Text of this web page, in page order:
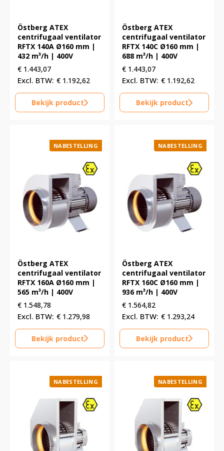
Östberg ATEX
centrifugaal ventilator
RFTX 140A Ø160 mm |
432 m³/h | 400V
€ 1.443,07
€ 1.192,62
Bekijk product
Östberg ATEX
centrifugaal ventilator
RFTX 140C Ø160 mm |
688 m³/h | 400V
€ 1.443,07
€ 1.192,62
Bekijk product
NABESTELLING
Östberg ATEX
centrifugaal ventilator
RFTX 160A Ø160 mm |
565 m³/h | 400V
€ 1.548,78
€ 1.279,98
Bekijk product
NABESTELLING
Östberg ATEX
centrifugaal ventilator
RFTX 160C Ø160 mm |
936 m³/h | 400V
€ 1.564,82
€ 1.293,24
Bekijk product
NABESTELLING NABESTELLING